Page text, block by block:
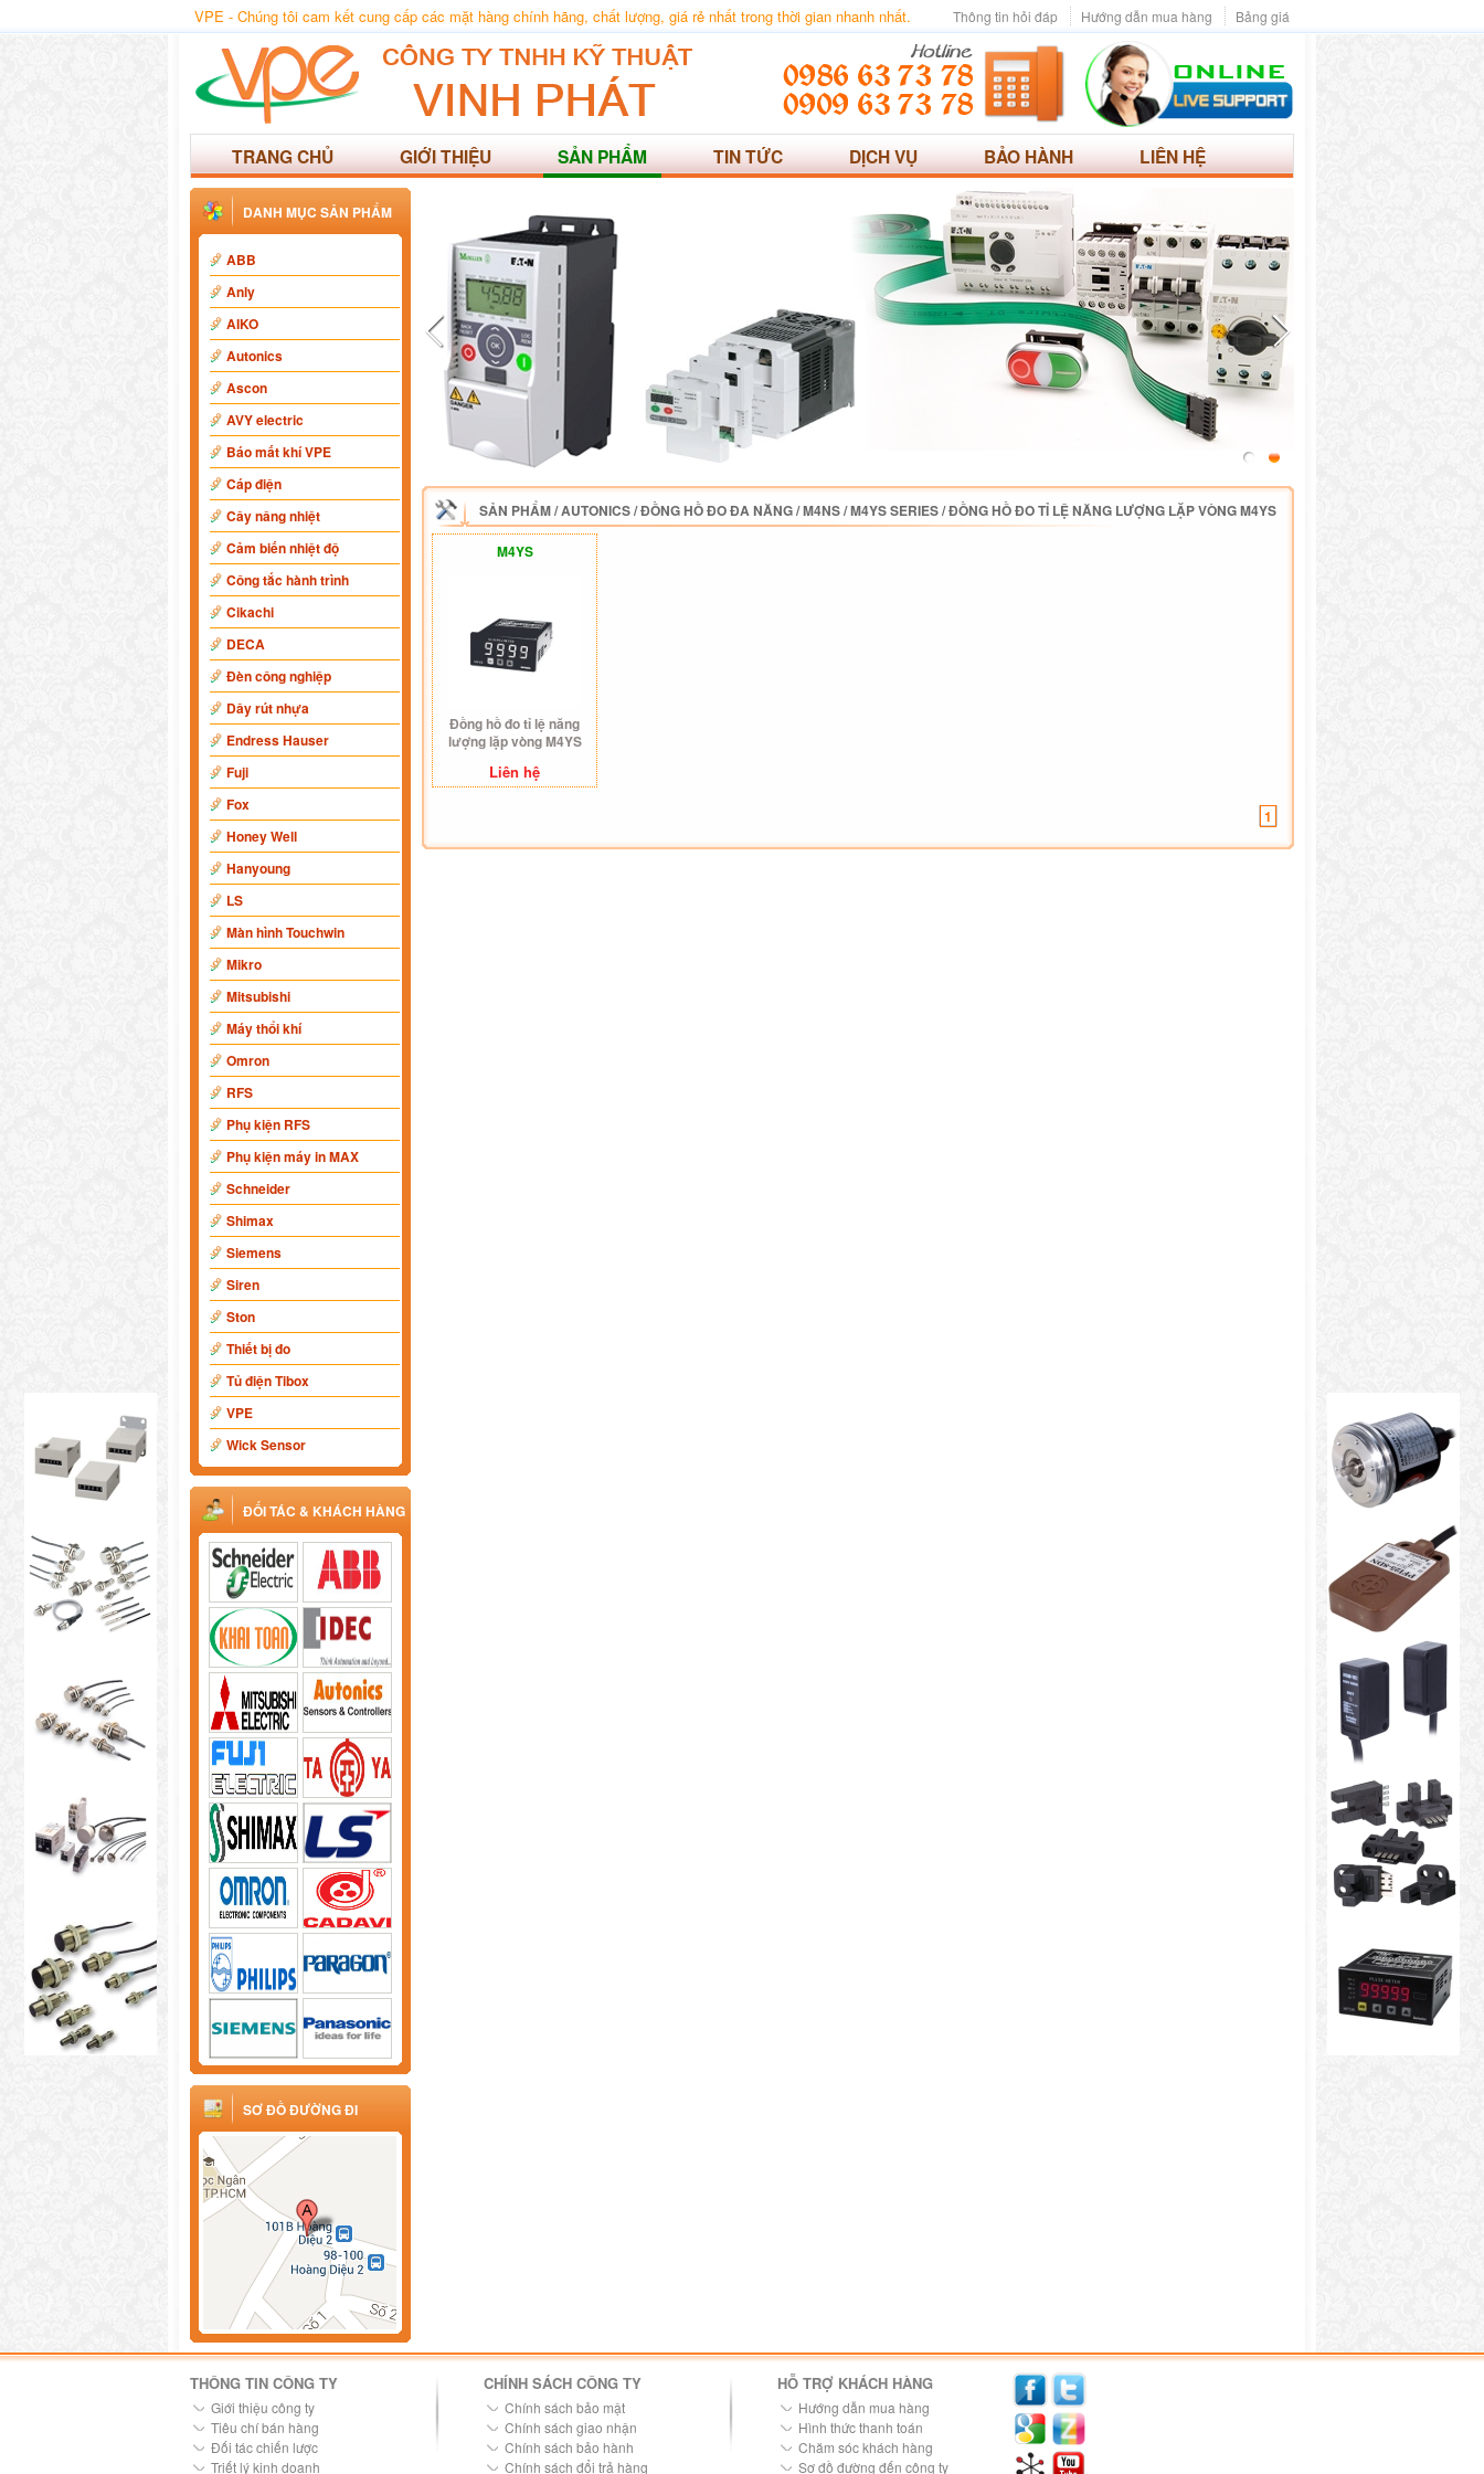
VPE - Chúng tôi cam kết cung cấp các mặt hàng chính hãng, chất lượng, giá rẻ nhất trong thời gian nhanh nhất. Bảng giá
Hướng dẫn mua hàng
Thông tin hỏi đáp
TRANG CHỦ GIỚI THIỆU SẢN PHẨM TIN TỨC DỊCH VỤ BẢO HÀNH LIÊN HỆ
DANH MỤC SẢN PHẨM
ABB
Anly
AIKO
Autonics
Ascon
AVY electric
Báo mất khí VPE
Cáp điện
Cây nâng nhiệt
Cảm biến nhiệt độ
Công tắc hành trình
Cikachi
DECA
Đèn công nghiệp
Dây rút nhựa
Endress Hauser
Fuji
Fox
Honey Well
Hanyoung
LS
Màn hình Touchwin
Mikro
Mitsubishi
Máy thổi khí
Omron
RFS
Phụ kiện RFS
Phụ kiện máy in MAX
Schneider
Shimax
Siemens
Siren
Ston
Thiết bị đo
Tủ điện Tibox
VPE
Wick Sensor
ĐỐI TÁC & KHÁCH HÀNG
SƠ ĐỒ ĐƯỜNG ĐI
SẢN PHẨM/AUTONICS/ĐỒNG HỒ ĐO ĐA NĂNG/M4NS / M4YS SERIES/ĐỒNG HỒ ĐO TỈ LỆ NĂNG LƯỢNG LẶP VÒNG M4YS
M4YS
Đồng hồ đo tỉ lệ năng
lượng lặp vòng M4YS
Liên hệ
1
THÔNG TIN CÔNG TY
Giới thiệu công ty
Tiêu chí bán hàng
Đối tác chiến lược
Triết lý kinh doanh
CHÍNH SÁCH CÔNG TY
Chính sách bảo mật
Chính sách giao nhận
Chính sách bảo hành
Chính sách đổi trả hàng
HỖ TRỢ KHÁCH HÀNG
Hướng dẫn mua hàng
Hình thức thanh toán
Chăm sóc khách hàng
Sơ đồ đường đến công ty